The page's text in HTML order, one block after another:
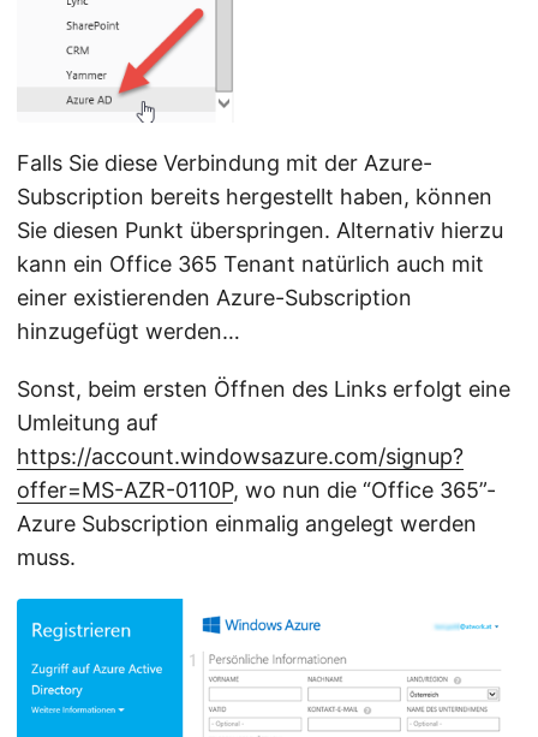
Falls Sie diese Verbindung mit der Azure-
Subscription bereits hergestellt haben, können
Sie diesen Punkt überspringen. Alternativ hierzu
kann ein Office 365 Tenant natürlich auch mit
einer existierenden Azure-Subscription
hinzugefügt werden…
Sonst, beim ersten Öffnen des Links erfolgt eine
Umleitung auf
https://account.windowsazure.com/signup?
offer=MS-AZR-0110P, wo nun die “Office 365”-
Azure Subscription einmalig angelegt werden
muss.